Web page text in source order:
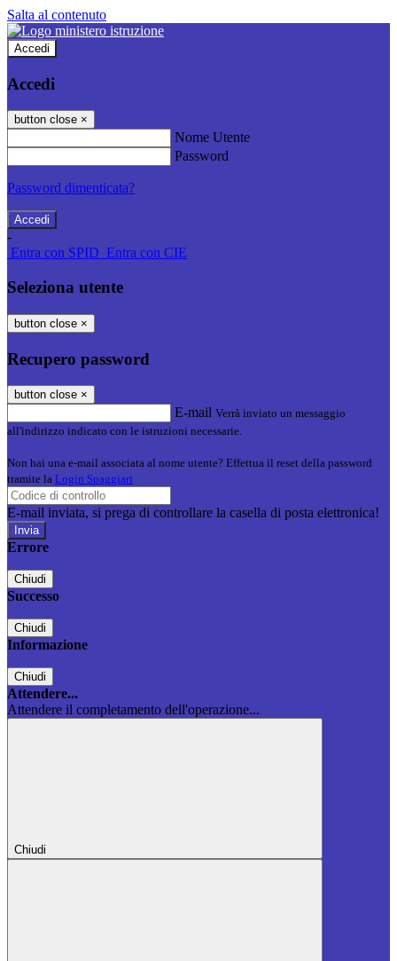
Salta al contenuto
Accedi
Accedi
button close ×
Nome Utente
Password
Password dimenticata?
-
Entra con SPID Entra con CIE
Seleziona utente
button close ×
Recupero password
button close ×
E-mail Verrà inviato un messaggio
all'indirizzo indicato con le istruzioni necessarie.
Non hai una e-mail associata al nome utente? Effettua il reset della password
tramite la Login Spaggiari
E-mail inviata, si prega di controllare la casella di posta elettronica!
Errore
Chiudi
Successo
Chiudi
Informazione
Chiudi
Attendere...
Attendere il completamento dell'operazione...
Chiudi